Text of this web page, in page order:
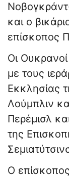
και ο
επίσκοπος
Οι
με τους
Εκκλησίας
Λούμπλιν
Περέμισλ
της
Ο